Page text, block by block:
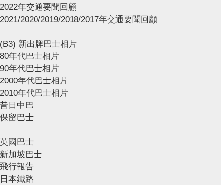
2022年交通要聞回顧
2021/2020/2019/2018/2017年交通要聞回顧
(B3) 新出牌巴士相片
80年代巴士相片
90年代巴士相片
2000年代巴士相片
2010年代巴士相片
昔日中巴
保留巴士
英國巴士
新加坡巴士
飛行報告
日本鐵路